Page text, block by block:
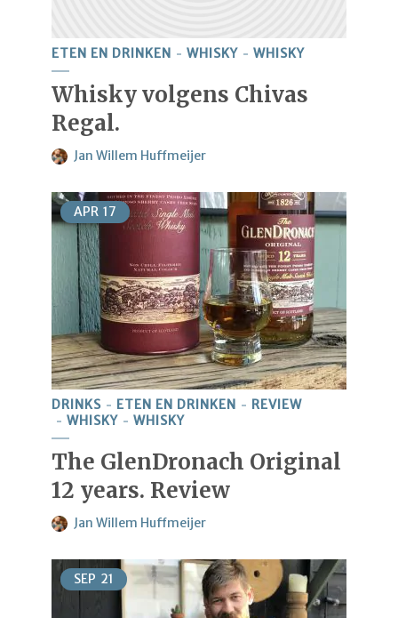
ETEN EN DRINKEN WHISKY WHISKY
Whisky volgens Chivas
Regal.
Jan Willem Huffmeijer
APR 17
DRINKS ETEN EN DRINKEN
REVIEW
WHISKY
WHISKY
The GlenDronach Original
12 years. Review
Jan Willem Huffmeijer
SEP 21